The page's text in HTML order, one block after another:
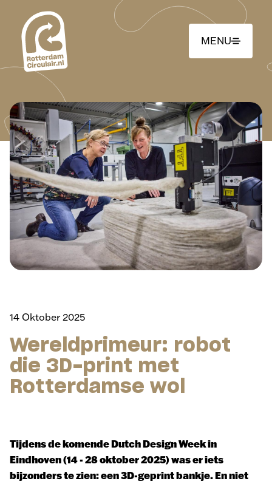
hoofdinhoud
MENU
14 Oktober 2025
Wereldprimeur: robot
die 3D-print met
Rotterdamse wol
Tijdens de komende Dutch Design Week in
Eindhoven (14 - 28 oktober 2025) was er iets
bijzonders te zien: een 3D-geprint bankje. En niet